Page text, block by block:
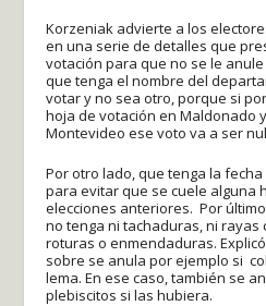
Korzeniak advierte a los
en una serie de detalles que
votación para que no se le
que tenga el nombre del
votar y no sea otro, porque si
hoja de votación en Maldonado
Montevideo ese voto va a ser
Por otro lado, que tenga la
para evitar que se cuele alguna
elecciones anteriores. Por
no tenga ni tachaduras, ni rayas
roturas o enmendaduras.
sobre se anula por ejemplo si
lema. En ese caso, también se
plebiscitos si las hubiera.